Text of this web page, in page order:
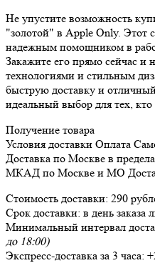
Не упустите возможность
"золотой" в Apple Only. Этот
надежным помощником в
Закажите его прямо сейчас и
технологиями и стильным
быструю доставку и
идеальный выбор для тех, кто
Получение товара
Условия доставки Оплата
Доставка по Москве в
МКАД по Москве и МО
Стоимость доставки: 290
Срок доставки: в день
Минимальный интервал
до 18:00)
Экспресс-доставка за 3 часа: